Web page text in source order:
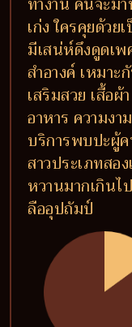
เก่ง ใครคุยด้ว
มีเสน่ห์ดึงดูดเ
สำอางค์ เหมาะ
เสริมสวย เสื้อ
อาหาร ความง
บริการพบปะผู้
สาวประเภทสอ
หวานมากเกินไ
ลืออุปถัมป์